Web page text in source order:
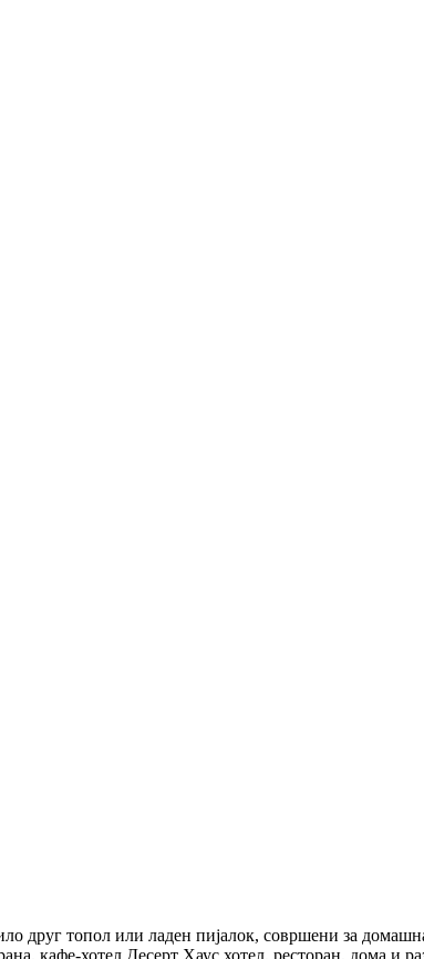
друг топол или ладен пијалок, совршени за
кафе-хотел Десерт Хаус хотел, ресторан, дома и